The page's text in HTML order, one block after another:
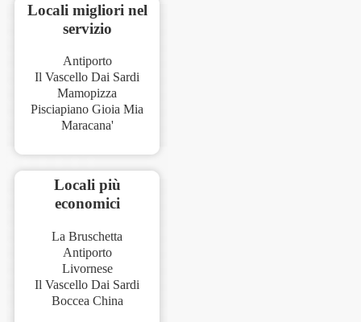
Locali migliori nel
servizio
Antiporto
Il Vascello Dai Sardi
Mamopizza
Pisciapiano Gioia Mia
Maracana'
Locali più
economici
La Bruschetta
Antiporto
Livornese
Il Vascello Dai Sardi
Boccea China